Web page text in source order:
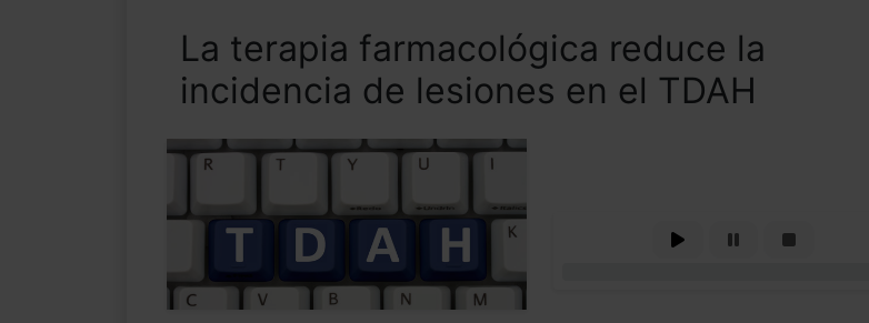
La terapia farmacológica reduce la
incidencia de lesiones en el TDAH